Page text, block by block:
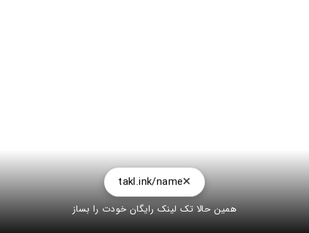
takl.ink/name
همین حالا تک لینک رایگان خودت را بساز